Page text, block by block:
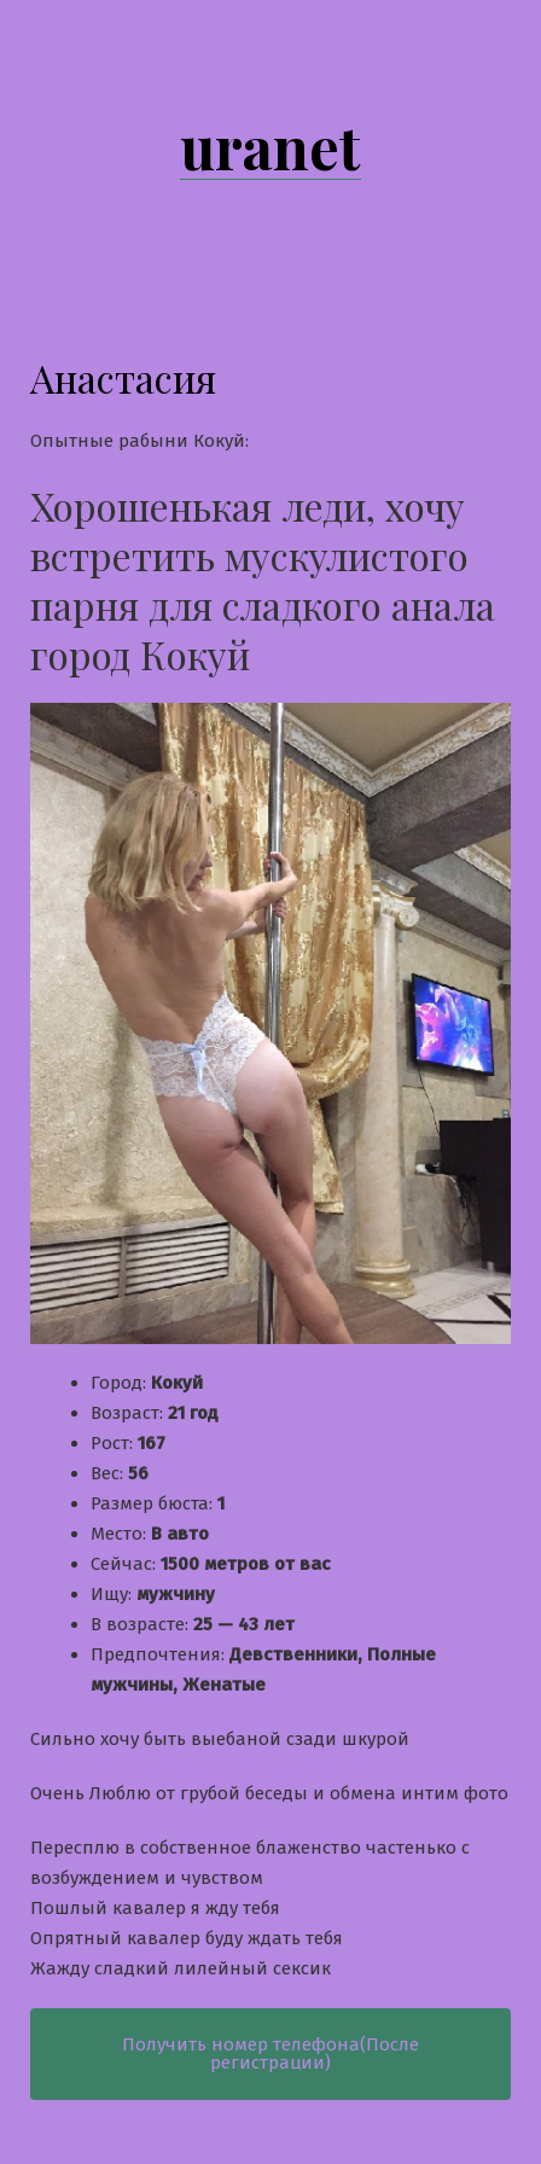
uranet
Анастасия
Опытные рабыни Кокуй:
Хорошенькая леди, хочу
встретить мускулистого
парня для сладкого анала
город Кокуй
Город: Кокуй
Возраст: 21 год
Рост: 167
Вес: 56
Размер бюста: 1
Место: В авто
Сейчас: 1500 метров от вас
Ищу: мужчину
В возрасте: 25 — 43 лет
Предпочтения: Девственники, Полные
мужчины, Женатые
Сильно хочу быть выебаной сзади шкурой
Очень Люблю от грубой беседы и обмена интим фото
Пересплю в собственное блаженство частенько с
возбуждением и чувством
Пошлый кавалер я жду тебя
Опрятный кавалер буду ждать тебя
Жажду сладкий лилейный сексик
Получить номер телефона(После
регистрации)